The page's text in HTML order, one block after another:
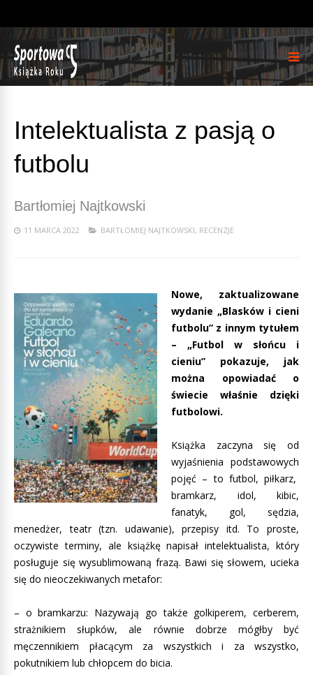
Intelektualista z pasją o
futbolu
Bartłomiej Najtkowski
11 MARCA 2022 BARTŁOMIEJ NAJTKOWSKI, RECENZJE
Nowe, zaktualizowane
wydanie „Blasków i cieni
futbolu” z innym tytułem
– „Futbol w słońcu i
cieniu” pokazuje, jak
można opowiadać o
świecie właśnie dzięki
futbolowi.
Książka zaczyna się od
wyjaśnienia podstawowych
pojęć – to futbol, piłkarz,
bramkarz, idol, kibic,
fanatyk, gol, sędzia,
menedżer, teatr (tzn. udawanie), przepisy itd. To proste,
oczywiste terminy, ale książkę napisał intelektualista, który
posługuje się wysublimowaną frazą. Bawi się słowem, ucieka
się do nieoczekiwanych metafor:
– o bramkarzu: Nazywają go także golkiperem, cerberem,
strażnikiem słupków, ale równie dobrze mógłby być
męczennikiem płacącym za wszystkich i za wszystko,
pokutnikiem lub chłopcem do bicia.